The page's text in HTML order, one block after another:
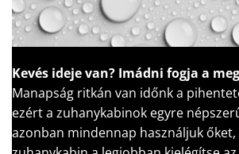
Kevés ideje van? Imádni fogja a
Manapság ritkán van időnk a
ezért a zuhanykabinok egyre
azonban mindennap használjuk